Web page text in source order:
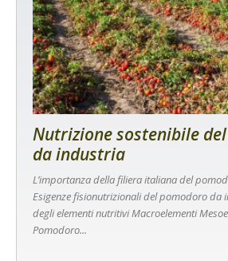
Nutrizione sostenibile
da industria
L’importanza della filiera italiana del
Esigenze fisionutrizionali del pomodoro da
degli elementi nutritivi Macroelementi
Pomodoro...